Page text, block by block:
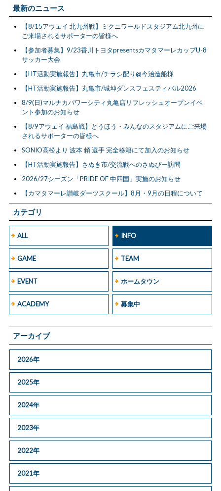
カテゴリ
ALL INFO
GAME TEAM
EVENT ホームタウン
ACADEMY 募集中
アーカイブ
2026年
2025年
2024年
2023年
2022年
2021年
最新のニュース
【8/15アウェイ 北九州戦】ミクニワールドスタジアム北九州に
ご来場されるサポーターの皆様へ
【参加者募集】9/23香川トヨタpresentsカマタマーレカップU-8
サッカー大会
【HT活動実施報告】丸亀市/チラシ配り@今治造船様
【HT活動実施報告】丸亀市/城坤ダンスフェスティバル2026
8/9(日)マルナカパワーシティ丸亀店リフレッシュオープンイベ
ント参加のお知らせ
【8/9アウェイ 福島戦】とうほう・みんなのスタジアムにご来場
されるサポーターの皆様へ
SONIO高松より 波本 頼 選手 完全移籍にて加入のお知らせ
【HT活動実施報告】さぬき市/交流戦へのさぬぴー訪問
2026/27シーズン「PRIDE OF 中四国」実施のお知らせ
【カマタマーレ讃岐ダーツスクール】8月・9月の日程について